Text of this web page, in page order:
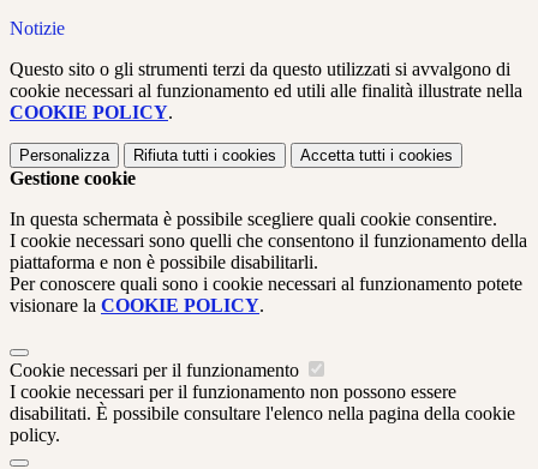
Notizie
Questo sito o gli strumenti terzi da questo utilizzati si avvalgono di
cookie necessari al funzionamento ed utili alle finalità illustrate nella
COOKIE POLICY.
Personalizza Rifiuta tutti i cookies Accetta tutti i cookies
Gestione cookie
In questa schermata è possibile scegliere quali cookie consentire.
I cookie necessari sono quelli che consentono il funzionamento della
piattaforma e non è possibile disabilitarli.
Per conoscere quali sono i cookie necessari al funzionamento potete
visionare la COOKIE POLICY.
Cookie necessari per il funzionamento
I cookie necessari per il funzionamento non possono essere
disabilitati. È possibile consultare l'elenco nella pagina della cookie
policy.